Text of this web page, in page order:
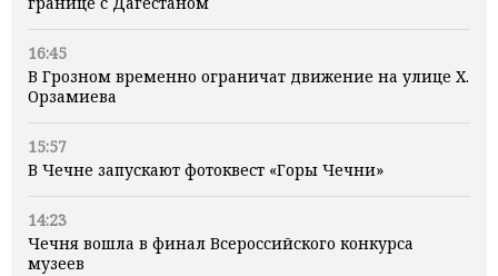
16:45
В Грозном временно ограничат движение на улице Х.
Орзамиева
15:57
В Чечне запускают фотоквест «Горы Чечни»
14:23
Чечня вошла в финал Всероссийского конкурса
музеев